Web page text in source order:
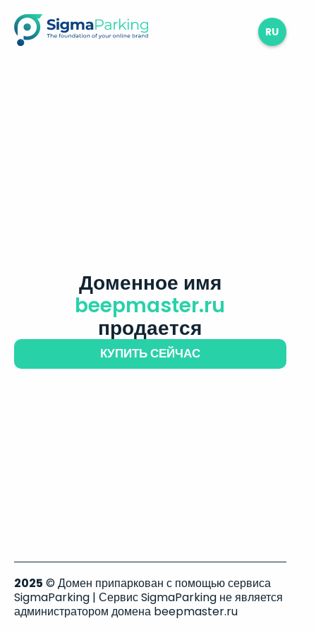
RU
Доменное имя
beepmaster.ru
продается
КУПИТЬ СЕЙЧАС
2025 © Домен припаркован с помощью сервиса
SigmaParking | Сервис SigmaParking не является
администратором домена beepmaster.ru